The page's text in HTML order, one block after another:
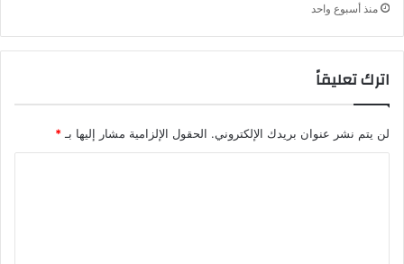
منذ أسبوع واحد
اترك تعليقاً
لن يتم نشر عنوان بريدك الإلكتروني. الحقول الإلزامية مشار إليها بـ *